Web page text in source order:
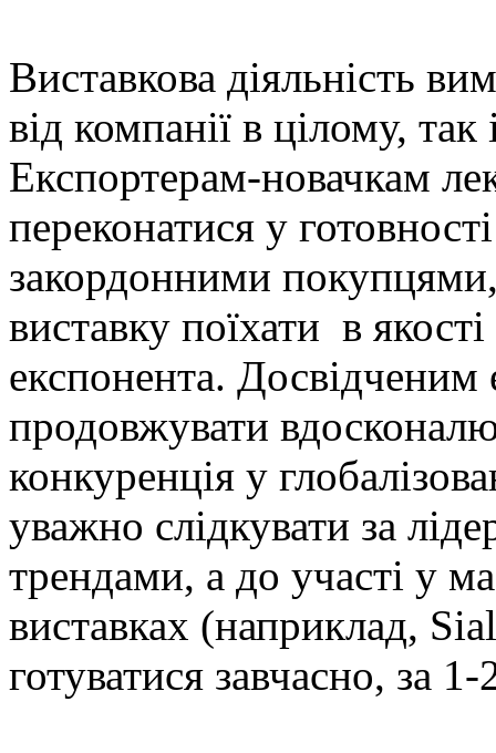
Виставкова діяльність
від компанії в цілому, так
Експортерам-новачкам
переконатися у
закордонними
виставку поїхати в
експонента.
продовжувати
конкуренція у
уважно слідкувати за
трендами, а до участі у
виставках (наприклад,
готуватися завчасно, за